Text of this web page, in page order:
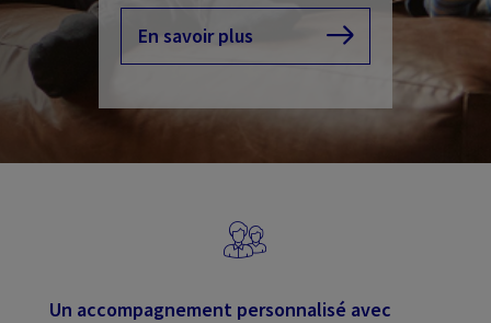
En savoir plus
Un accompagnement personnalisé avec